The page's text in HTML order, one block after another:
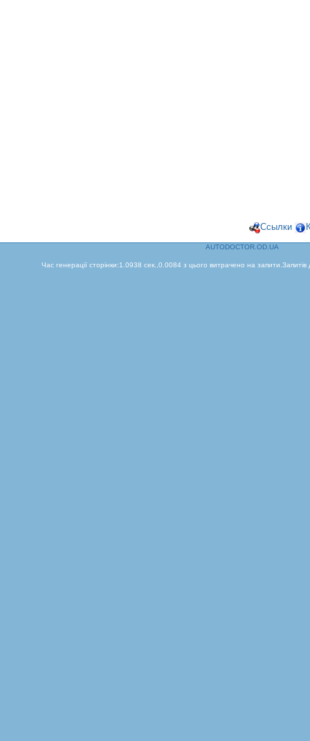
Ссылки
AUTODOCTOR.OD.UA
Час генерації сторінки:1.0938 сек.,0.0084 з цього витрачено на